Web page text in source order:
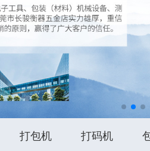
打包机 打码机